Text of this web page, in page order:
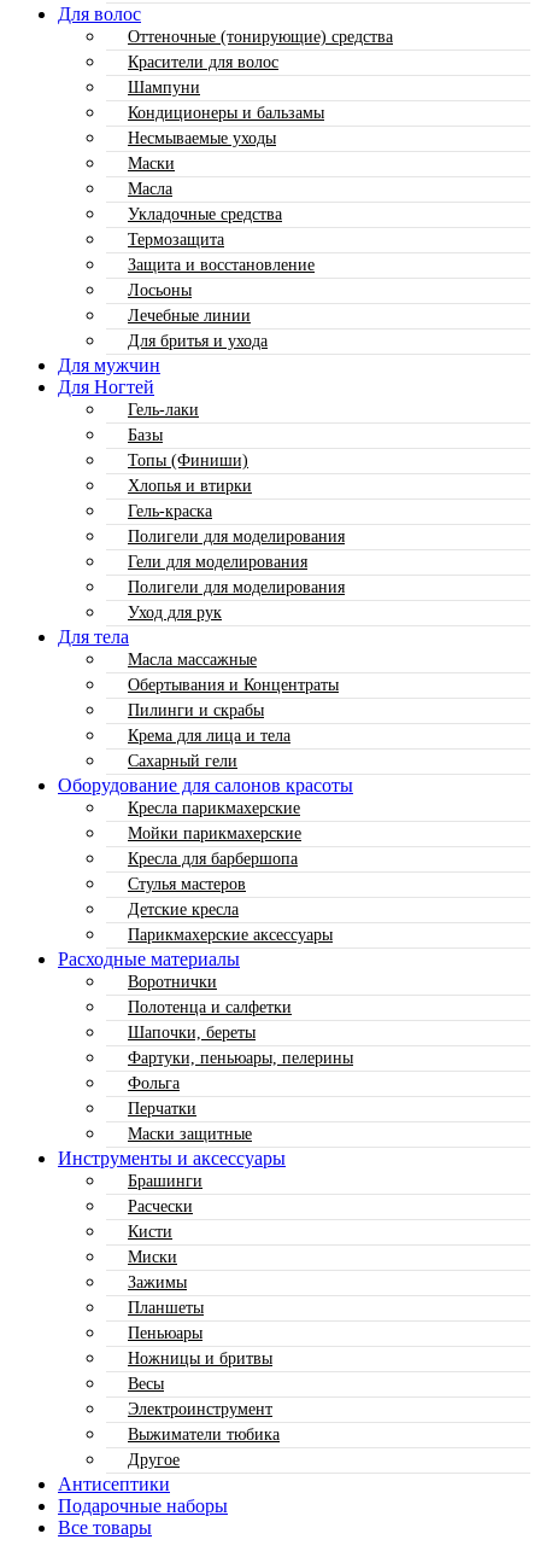
Для волос
Оттеночные (тонирующие) средства
Красители для волос
Шампуни
Кондиционеры и бальзамы
Несмываемые уходы
Маски
Масла
Укладочные средства
Термозащита
Защита и восстановление
Лосьоны
Лечебные линии
Для бритья и ухода
Для мужчин
Для Ногтей
Гель-лаки
Базы
Топы (Финиши)
Хлопья и втирки
Гель-краска
Полигели для моделирования
Гели для моделирования
Полигели для моделирования
Уход для рук
Для тела
Масла массажные
Обертывания и Концентраты
Пилинги и скрабы
Крема для лица и тела
Сахарный гели
Оборудование для салонов красоты
Кресла парикмахерские
Мойки парикмахерские
Кресла для барбершопа
Стулья мастеров
Детские кресла
Парикмахерские аксессуары
Расходные материалы
Воротнички
Полотенца и салфетки
Шапочки, береты
Фартуки, пеньюары, пелерины
Фольга
Перчатки
Маски защитные
Инструменты и аксессуары
Брашинги
Расчески
Кисти
Миски
Зажимы
Планшеты
Пеньюары
Ножницы и бритвы
Весы
Электроинструмент
Выжиматели тюбика
Другое
Антисептики
Подарочные наборы
Все товары